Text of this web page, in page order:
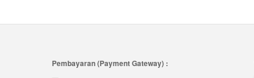
Pembayaran (Payment Gateway) :